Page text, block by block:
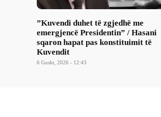
​”Kuvendi duhet të zgjedhë me
emergjencë Presidentin” / Hasani
sqaron hapat pas konstituimit të
Kuvendit
6 Gusht, 2026 - 12:43